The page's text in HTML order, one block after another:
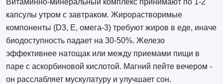
капсулы утром с завтраком. Жирорастворимые
компоненты (D3, E, омега-3) требуют жиров в еде, иначе
биодоступность падает на 30-50%. Железо
эффективнее натощак или между приемами пищи в
паре с аскорбиновой кислотой. Магний пейте вечером -
он расслабляет мускулатуру и улучшает сон.